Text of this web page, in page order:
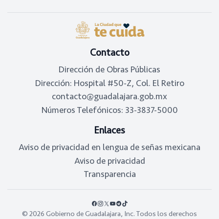
Contacto
Dirección de Obras Públicas
Dirección: Hospital #50-Z, Col. El Retiro
contacto@guadalajara.gob.mx
Números Telefónicos: 33-3837-5000
Enlaces
Aviso de privacidad en lengua de señas mexicana
Aviso de privacidad
Transparencia
Facebook
Instagram
XYouTube
Telegram
TikTok
© 2026 Gobierno de Guadalajara, Inc. Todos los derechos